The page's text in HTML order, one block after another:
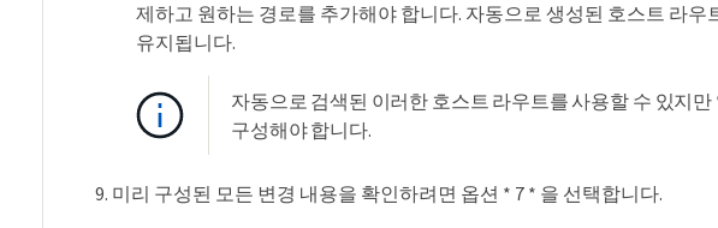
제하고 원하는 경로를 추가해야 합니다. 자동으로 생성된 호스트 라
유지됩니다.
자동으로 검색된 이러한 호스트 라우트를 사용할 수 있지
구성해야 합니다.
미리 구성된 모든 변경 내용을 확인하려면 옵션 * 7 * 을 선택합니다.